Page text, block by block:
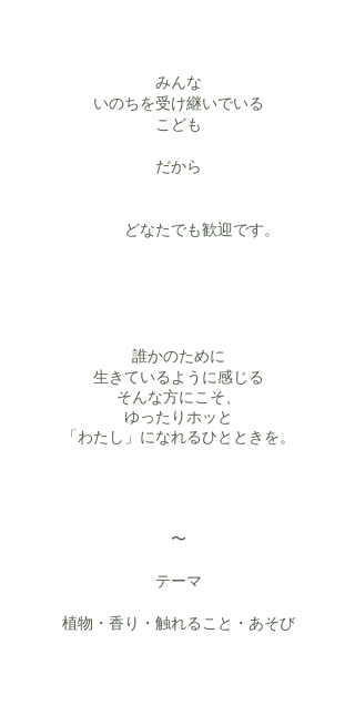
みんな
いのちを受け継いでいる
こども
だから
どなたでも歓迎です。
誰かのために
生きているように感じる
そんな方にこそ、
ゆったりホッと
「わたし」になれるひとときを。
〜
テーマ
​植物・香り・触れること・あそび